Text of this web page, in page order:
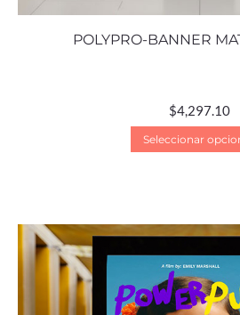
POLYPRO-BANNER
$4,297.10
Seleccionar